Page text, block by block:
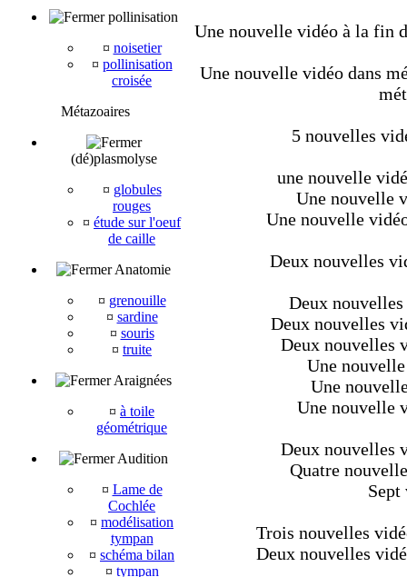
pollinisation
¤ noisetier
¤ pollinisation
croisée
Métazoaires
(dé)plasmolyse
¤ globules
rouges
¤ étude sur l'oeuf
de caille
Anatomie
¤ grenouille
¤ sardine
¤ souris
¤ truite
Araignées
¤ à toile
géométrique
Audition
¤ Lame de
Cochlée
¤ modélisation
tympan
¤ schéma bilan
¤ tympan
Une nouvelle vidéo à la fin
Une nouvelle vidéo dans
5 nouvelles
une nouvelle
Une nouvelle
Une nouvelle
Deux nouvelles
Deux
Deux nouvelles
Deux nouvelles
Une
Une
Une nouvelle
Deux nouvelles
Quatre
Sept
Trois nouvelles
Deux nouvelles